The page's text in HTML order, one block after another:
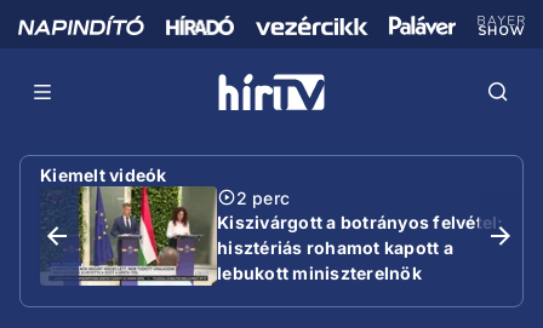
Kiemelt videók
2 perc
Kiszivárgott a botrányos felvétel:
hisztériás rohamot kapott a
lebukott miniszterelnök